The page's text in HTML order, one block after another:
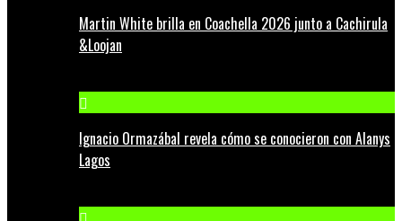
Martin White brilla en Coachella 2026 junto a Cachirula
&Loojan
Ignacio Ormazábal revela cómo se conocieron con Alanys
Lagos